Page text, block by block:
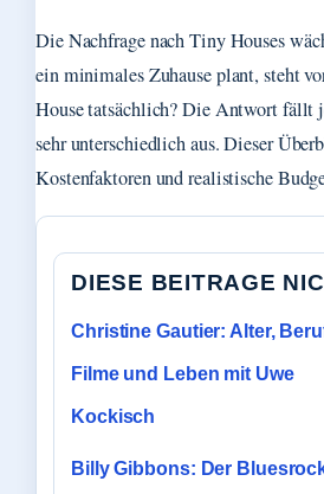
Die Nachfrage nach Tiny Houses
ein minimales Zuhause plant, steht
House tatsächlich? Die Antwort fällt
sehr unterschiedlich aus. Dieser
Kostenfaktoren und realistische
DIESE BEITRAGE
Christine Gautier: Alter,
Filme und Leben mit Uwe
Kockisch
Billy Gibbons: Der